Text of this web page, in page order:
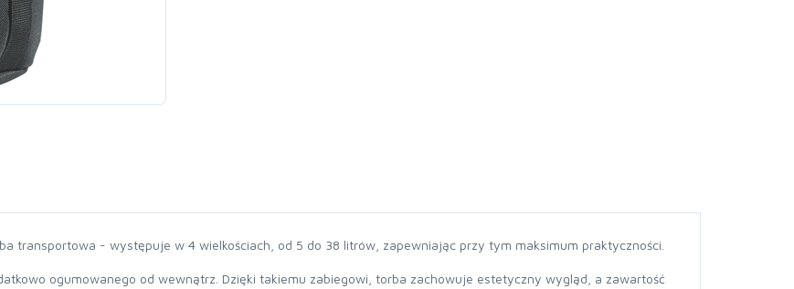
transportowa - występuje w 4 wielkościach, od 5 do 38 litrów, zapewniając przy tym maksimum praktyczności.
ogumowanego od wewnątrz. Dzięki takiemu zabiegowi, torba zachowuje estetyczny wygląd, a zawartość